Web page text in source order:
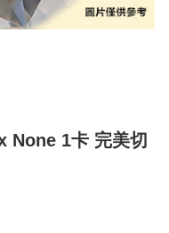
None 1卡 完美切